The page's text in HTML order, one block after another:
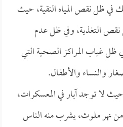
في ظل نقص المياه النقية، حيث
نقص التغذية، وفي ظل عدم
ظل غياب المراكز الصحية التي
والنساء والأطفال.
لا توجد آبار في المعسكرات،
نهر ملوث، يشرب منه الناس